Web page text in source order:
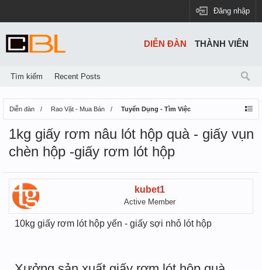
Đăng nhập
Diễn đàn Rao Vặt - Mua Bán Tuyển Dụng - Tìm Việc
1kg giấy rơm nâu lót hộp quà - giấy vụn
chèn hộp -giấy rơm lót hộp
kubet1
Active Member
10kg giấy rơm lót hộp yến - giấy sợi nhỏ lót hộp
DIỄN ĐÀN
Tìm kiếm Recent Posts
THÀNH VIÊN